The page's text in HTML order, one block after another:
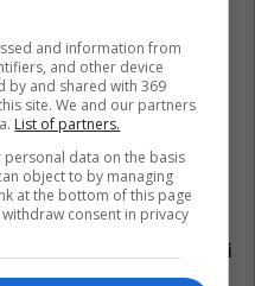
e Ramazanit 2026 në
e rëndë në Klinë,
me fatalitet konflikti
and information from
and other device
by and shared with 369
site. We and our partners
List of partners.
data on the basis
object to by managing
at the bottom of this page
consent in privacy